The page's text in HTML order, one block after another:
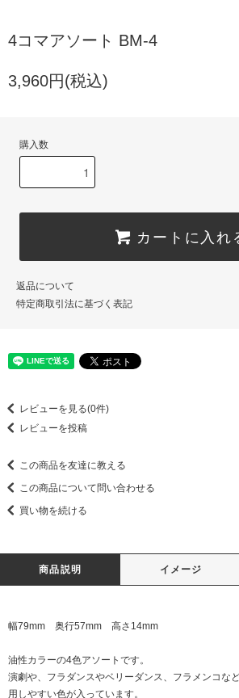
4コマアソート BM-4
3,960円(税込)
購入数
カートに入れ
返品について
特定商取引法に基づく表記
レビューを見る(0件)
レビューを投稿
この商品を友達に教える
この商品について問い合わせる
買い物を続ける
商品説明 イメージ
幅79mm 奥行57mm 高さ14mm
油性カラーの4色アソートです。
演劇や、フラダンスやベリーダンス、フラメンコな
用しやすい色が入っています。